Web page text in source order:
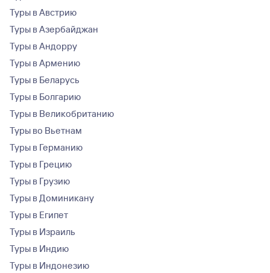
Туры в Австрию
Туры в Азербайджан
Туры в Андорру
Туры в Армению
Туры в Беларусь
Туры в Болгарию
Туры в Великобританию
Туры во Вьетнам
Туры в Германию
Туры в Грецию
Туры в Грузию
Туры в Доминикану
Туры в Египет
Туры в Израиль
Туры в Индию
Туры в Индонезию